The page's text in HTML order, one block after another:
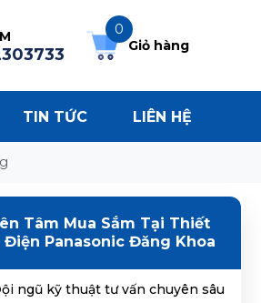
0
Giỏ hàng
TIN TỨC LIÊN HỆ
Tâm Mua Sắm Tại Thiết
Điện Panasonic Đăng Khoa
ngũ kỹ thuật tư vấn chuyên sâu